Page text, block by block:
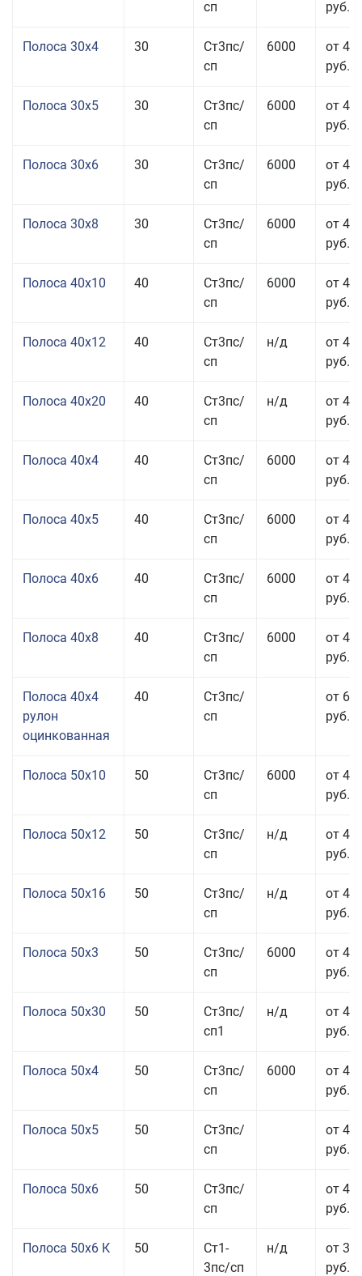
сп руб.
Полоса 30x4 30
Ст3пс/
сп
6000
от 43
руб.
Полоса 30x5 30
Ст3пс/
сп
6000
от 43
руб.
Полоса 30x6 30
Ст3пс/
сп
6000
от 46
руб.
Полоса 30x8 30
Ст3пс/
сп
6000
от 44
руб.
Полоса 40x10 40
Ст3пс/
сп
6000
от 45
руб.
Полоса 40x12 40
Ст3пс/
сп
н/д
от 44
руб.
Полоса 40x20 40
Ст3пс/
сп
н/д
от 47
руб.
Полоса 40x4 40
Ст3пс/
сп
6000
от 43
руб.
Полоса 40x5 40
Ст3пс/
сп
6000
от 43
руб.
Полоса 40x6 40
Ст3пс/
сп
6000
от 43
руб.
Полоса 40x8 40
Ст3пс/
сп
6000
от 43
руб.
Полоса 40x4
рулон
оцинкованная
40
Ст3пс/
сп
от 69
руб.
Полоса 50x10 50
Ст3пс/
сп
6000
от 46
руб.
Полоса 50x12 50
Ст3пс/
сп
н/д
от 44
руб.
Полоса 50x16 50
Ст3пс/
сп
н/д
от 49
руб.
Полоса 50x3 50
Ст3пс/
сп
6000
от 45
руб.
Полоса 50x30 50
Ст3пс/
сп1
н/д
от 44
руб.
Полоса 50x4 50
Ст3пс/
сп
6000
от 45
руб.
Полоса 50x5 50
Ст3пс/
сп
от 43
руб.
Полоса 50x6 50
Ст3пс/
сп
от 43
руб.
Полоса 50x6 К 50
Ст1-
3пс/сп
н/д
от 35
руб.